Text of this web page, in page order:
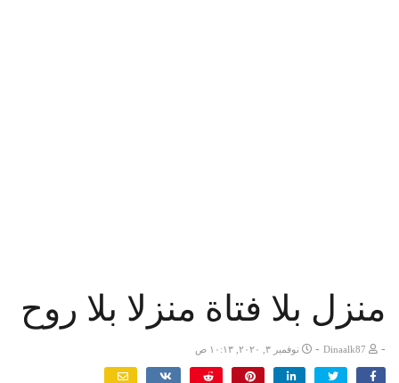
منزل بلا فتاة منزلا بلا روح
-
- نوفمبر ٣, ٢٠٢٠, ١٠:١٣ ص